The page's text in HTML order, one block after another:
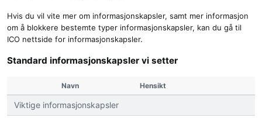
Hvis du vil vite mer om informasjonskapsler, samt mer informasjon
om å blokkere bestemte typer informasjonskapsler, kan du gå til
ICO nettside for informasjonskapsler.
Standard informasjonskapsler vi setter
Navn Hensikt
Viktige informasjonskapsler